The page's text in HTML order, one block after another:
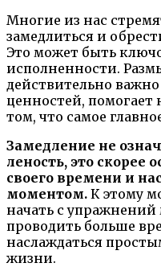
Многие из нас
замедлиться и
Это может быть
исполненности.
действительно
ценностей, помогает
том, что самое
Замедление не
леность, это скорее
своего времени и
моментом. К этому
начать с
проводить больше
наслаждаться
жизни.